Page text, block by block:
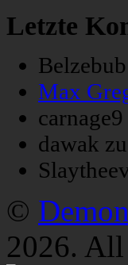
Letzte
Belzebub
Max
carnage9
dawak zu
©
2026. All